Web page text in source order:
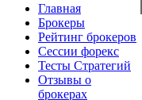
Главная
Брокеры
Рейтинг брокеров
Сессии форекс
Тесты Стратегий
Отзывы о
брокерах